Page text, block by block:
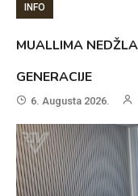
INFO
MUALLIMA
GENERACIJE
6. Augusta 2026.